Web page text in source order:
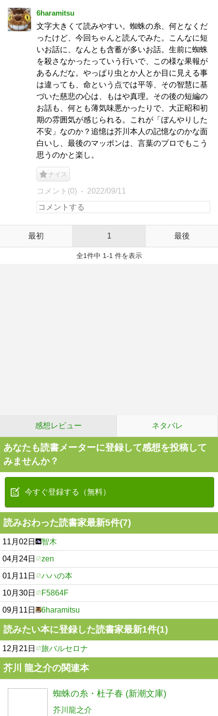
6haramitsu
文字大きくて読みやすい。蜘蛛の糸、何となくだ
ったけど、今回ちゃんと読んでみた。こんなに短
いお話に、なんとも含蓄が多いお話。生前に蜘蛛
を殺さなかったっていう行いで、この様な果報が
あるんだな。やっぱり虫とか人とか目に見える事
は違っても、命という点では平等、その智慧に基
づいた慈悲の心は、もはや真理。その後の短編の
お話も、何とも薄気味悪かったりで、大正昭和初
期の雰囲気が感じられる。これが「ぼんやりした
不安」なのか？追憶は芥川本人の記憶なのかな面
白いし、最後のマッポンは、言葉のプロでもこう
思うのかと楽し。
ナイス
コメント(0) 2022/09/11
最初 1 最後
全1件中 1-1 件を表示
感想レビュー ネタバレ
あなたも読書メーターに登録して感想を投稿して
みませんか？
今すぐ登録する（無料）
読みおわった読書家最新5件(7)
11月02日 智木
04月24日 zen
01月11日 ハハの本
10月30日 F5864F
09月11日 6haramitsu
読みたい本に登録した読書家最新1件(1)
12月21日 旅バルセロナ
芥川 龍之介の関連本
蜘蛛の糸・杜子春 (新潮文庫)
芥川龍之介